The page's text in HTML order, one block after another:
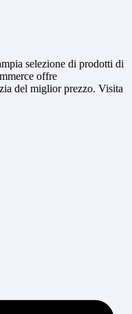
selezione di prodotti di
offre
del miglior prezzo. Visita